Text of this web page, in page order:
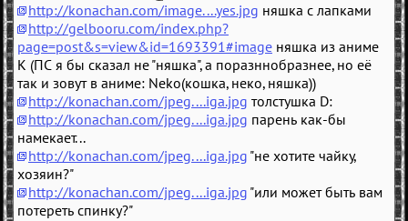
http://konachan.com/image....yes.jpg няшка с лапками
http://gelbooru.com/index.php?
page=post&s=view&id=1693391#image няшка из аниме
К (ПС я бы сказал не "няшка", а поразннобразнее, но её
так и зовут в аниме: Neko(кошка, неко, няшка))
http://konachan.com/jpeg....iga.jpg толстушка D:
http://konachan.com/jpeg....iga.jpg парень как-бы
намекает...
http://konachan.com/jpeg....iga.jpg "не хотите чайку,
хозяин?"
http://konachan.com/jpeg....iga.jpg "или может быть вам
потереть спинку?"